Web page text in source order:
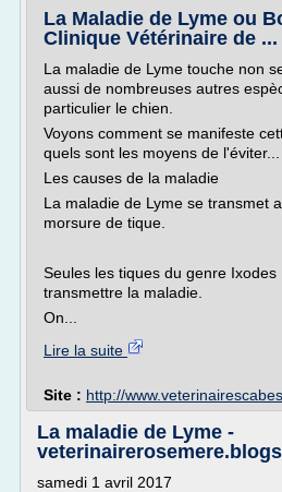
La Maladie de Lyme ou
Clinique Vétérinaire de ...
La maladie de Lyme touche non
aussi de nombreuses autres
particulier le chien.
Voyons comment se manifeste
quels sont les moyens de l'éviter...
Les causes de la maladie
La maladie de Lyme se transmet
morsure de tique.
Seules les tiques du genre Ixodes
transmettre la maladie.
On...
Lire la suite
Site : http://
La maladie de Lyme -
samedi 1 avril 2017